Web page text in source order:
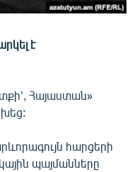
է
Հայաստան»
հարցերի
պայմանները